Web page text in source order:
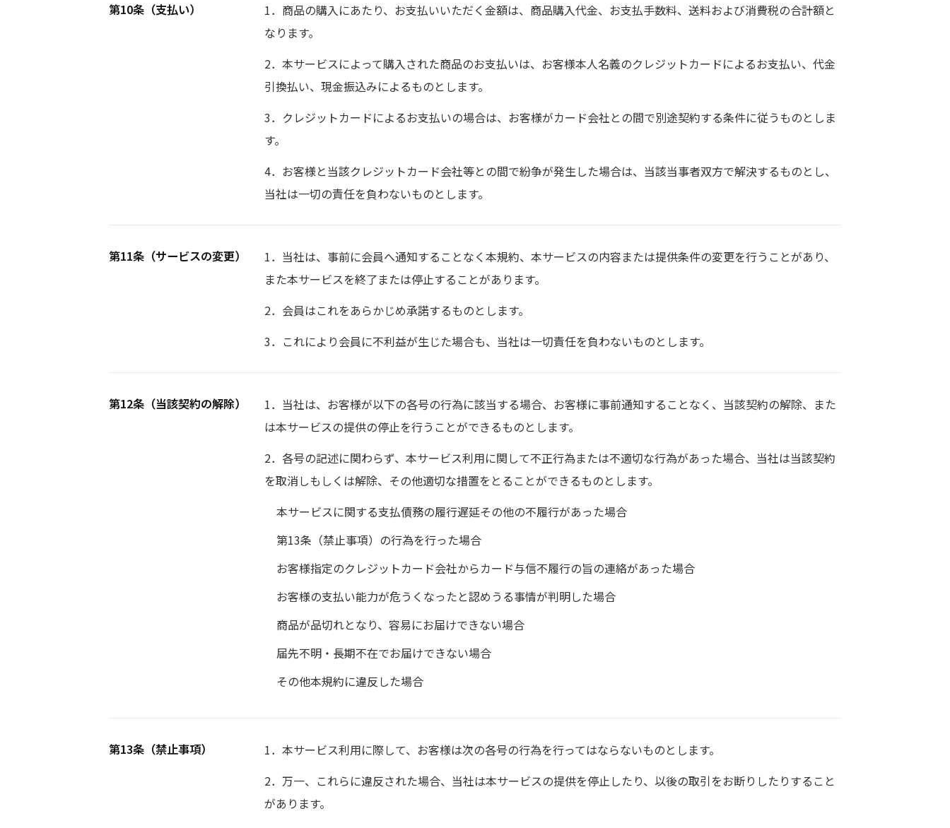
第10条（支払い）
1．商品の購入にあたり、お支払いいただく金額は、商品購入代金、お支払手数料、送料および消費税の合計額と
なります。
2．本サービスによって購入された商品のお支払いは、お客様本人名義のクレジットカードによるお支払い、代金
引換払い、現金振込みによるものとします。
3．クレジットカードによるお支払いの場合は、お客様がカード会社との間で別途契約する条件に従うものとしま
す。
4．お客様と当該クレジットカード会社等との間で紛争が発生した場合は、当該当事者双方で解決するものとし、
当社は一切の責任を負わないものとします。
第11条（サービスの変更）
1．当社は、事前に会員へ通知することなく本規約、本サービスの内容または提供条件の変更を行うことがあり、
また本サービスを終了または停止することがあります。
2．会員はこれをあらかじめ承諾するものとします。
3．これにより会員に不利益が生じた場合も、当社は一切責任を負わないものとします。
第12条（当該契約の解除）
1．当社は、お客様が以下の各号の行為に該当する場合、お客様に事前通知することなく、当該契約の解除、また
は本サービスの提供の停止を行うことができるものとします。
2．各号の記述に関わらず、本サービス利用に関して不正行為または不適切な行為があった場合、当社は当該契約
を取消しもしくは解除、その他適切な措置をとることができるものとします。
本サービスに関する支払債務の履行遅延その他の不履行があった場合
第13条（禁止事項）の行為を行った場合
お客様指定のクレジットカード会社からカード与信不履行の旨の連絡があった場合
お客様の支払い能力が危うくなったと認めうる事情が判明した場合
商品が品切れとなり、容易にお届けできない場合
届先不明・長期不在でお届けできない場合
その他本規約に違反した場合
第13条（禁止事項）
1．本サービス利用に際して、お客様は次の各号の行為を行ってはならないものとします。
2．万一、これらに違反された場合、当社は本サービスの提供を停止したり、以後の取引をお断りしたりすること
があります。